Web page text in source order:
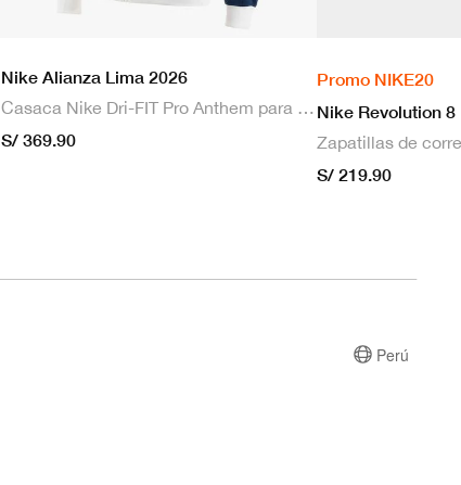
Nike Alianza Lima 2026
Casaca Nike Dri-FIT Pro Anthem para hombre
S/ 369.90
Promo NIKE20
Nike Revolution 8
S/ 219.90
Perú